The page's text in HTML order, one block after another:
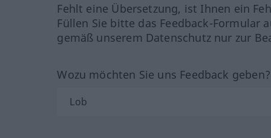
Fehlt eine Übersetzung, ist Ihnen ein
Füllen Sie bitte das Feedback-Formular
gemäß unserem Datenschutz nur zur
Wozu möchten Sie uns Feedback